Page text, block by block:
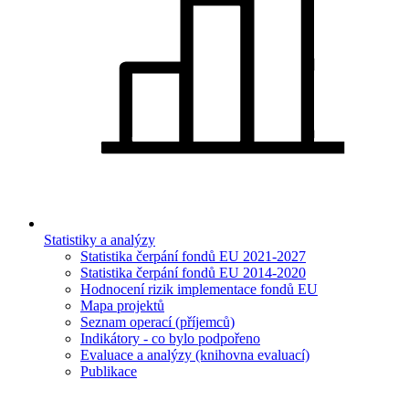
Statistiky a analýzy
Statistika čerpání fondů EU 2021-2027
Statistika čerpání fondů EU 2014-2020
Hodnocení rizik implementace fondů EU
Mapa projektů
Seznam operací (příjemců)
Indikátory - co bylo podpořeno
Evaluace a analýzy (knihovna evaluací)
Publikace